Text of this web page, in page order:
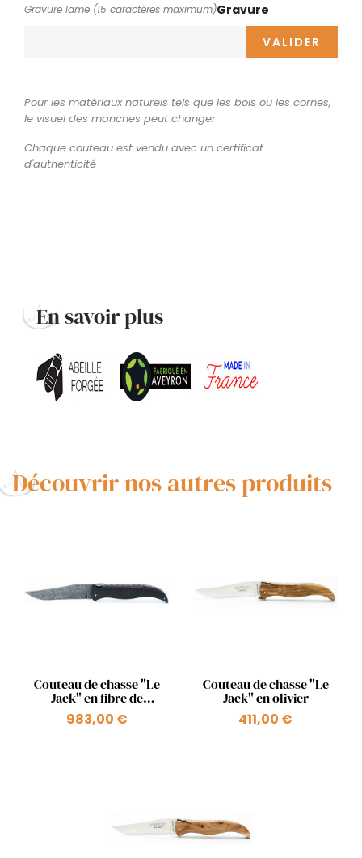
Gravure
Gravure lame (15 caractères maximum)
VALIDER
Pour les matériaux naturels tels que les bois ou les cornes,
le visuel des manches peut changer
Chaque couteau est vendu avec un certificat
d'authenticité
En savoir plus
Découvrir nos autres produits
Aperçu rapide
Couteau de chasse "Le
Jack" en fibre de
carbone avec une lame
damas carbone
983,00 €
Aperçu rapide
Couteau de chasse "Le
Jack" en olivier
411,00 €